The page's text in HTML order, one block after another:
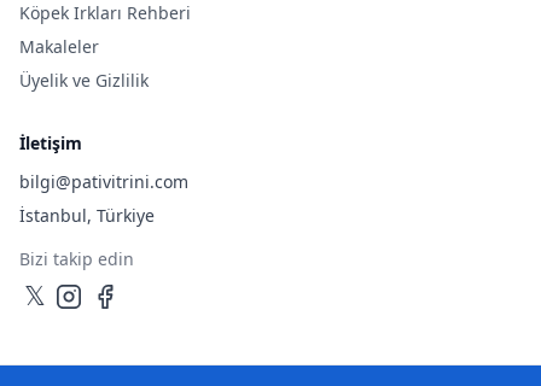
Köpek Irkları Rehberi
Makaleler
Üyelik ve Gizlilik
İletişim
bilgi@pativitrini.com
İstanbul, Türkiye
Bizi takip edin
𝕏